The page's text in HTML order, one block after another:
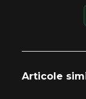
Articole